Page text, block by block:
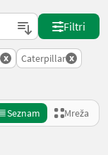
Filtri
x Caterpillar x
Seznam Mreža